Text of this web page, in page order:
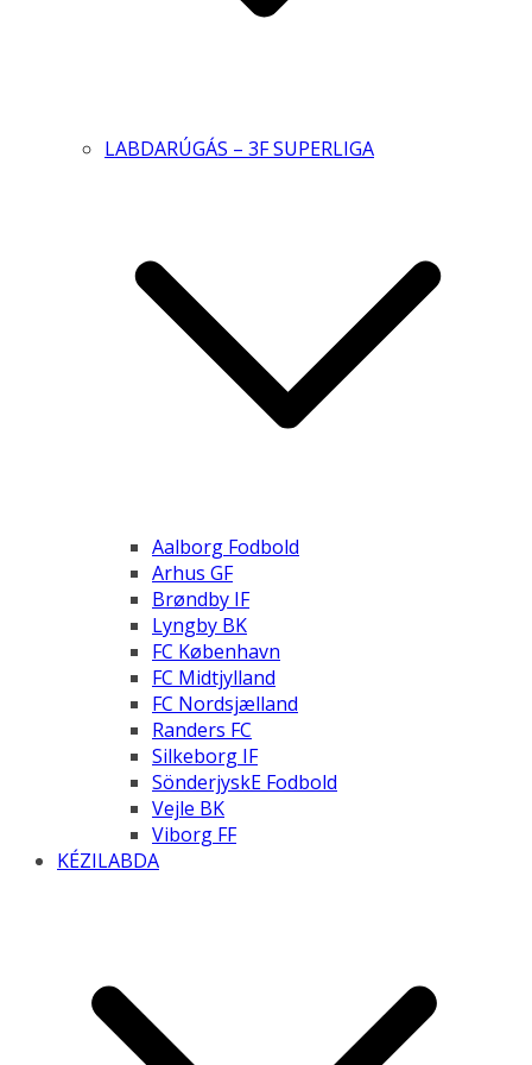
LABDARÚGÁS – 3F SUPERLIGA
Aalborg Fodbold
Arhus GF
Brøndby IF
Lyngby BK
FC København
FC Midtjylland
FC Nordsjælland
Randers FC
Silkeborg IF
SönderjyskE Fodbold
Vejle BK
Viborg FF
KÉZILABDA